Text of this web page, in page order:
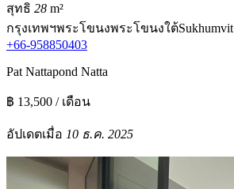
สุทธิ 28 m²
กรุงเทพฯพระโขนงพระโขนงใต้Sukhumvit
+66-958850403
Pat Nattapond Natta
฿ 13,500 / เดือน
อัปเดตเมื่อ 10 ธ.ค. 2025